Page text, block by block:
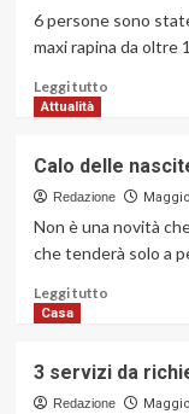
scelta
6 persone sono
maxi rapina da oltre
Leggi tuttoLeggi
L’impronta
digitale
incastra
della
pieno
centro
Attualità
Calo delle
Redazione
Non è una novità
che tenderà solo a
Leggi tuttoLeggi
Calo
delle
Casa
3 servizi da
Redazione